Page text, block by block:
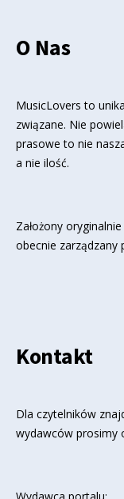
O Nas
MusicLovers to
związane. Nie
prasowe to nie
a nie ilość.
Założony
obecnie zarządzany
Kontakt
Dla czytelników
wydawców prosimy
Wydawca portalu: